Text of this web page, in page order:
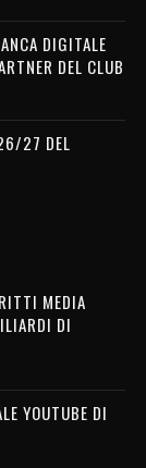
DIGITALE
DEL CLUB
27 DEL
MEDIA
DI
YOUTUBE DI